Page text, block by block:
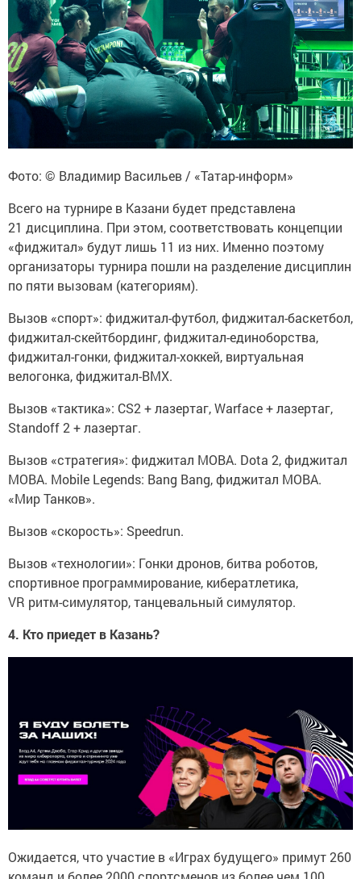
Фото: © Владимир Васильев / «Татар-информ»
Всего на турнире в Казани будет представлена
21 дисциплина. При этом, соответствовать концепции
«фиджитал» будут лишь 11 из них. Именно поэтому
организаторы турнира пошли на разделение дисциплин
по пяти вызовам (категориям).
Вызов «спорт»: фиджитал-футбол, фиджитал-баскетбол,
фиджитал-скейтбординг, фиджитал-единоборства,
фиджитал-гонки, фиджитал-хоккей, виртуальная
велогонка, фиджитал-BMX.
Вызов «тактика»: CS2 + лазертаг, Warface + лазертаг,
Standoff 2 + лазертаг.
Вызов «стратегия»: фиджитал MOBA. Dota 2, фиджитал
MOBA. Mobile Legends: Bang Bang, фиджитал MOBA.
«Мир Танков».
Вызов «скорость»: Speedrun.
Вызов «технологии»: Гонки дронов, битва роботов,
спортивное программирование, кибератлетика,
VR ритм-симулятор, танцевальный симулятор.
4. Кто приедет в Казань?
Ожидается, что участие в «Играх будущего» примут 260
команд и более 2000 спортсменов из более чем 100